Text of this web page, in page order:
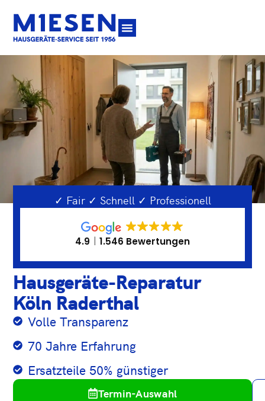
✓ Fair ✓ Schnell ✓ Professionell
4.9 1.546 Bewertungen
Hausgeräte-Reparatur
Köln Raderthal
Volle Transparenz
70 Jahre Erfahrung
Ersatzteile 50% günstiger
Termin-Auswahl